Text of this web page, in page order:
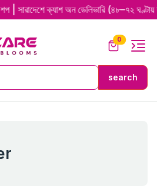
ক্যাশ অন ডেলিভারি (৪৮–৭২ ঘণ্টায়
0